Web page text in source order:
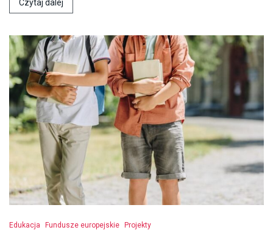
Czytaj dalej
Edukacja Fundusze europejskie Projekty